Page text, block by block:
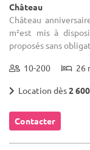
Château
Château
m²est mis à
proposés sans
10-200 26
Location dès2
Contacter